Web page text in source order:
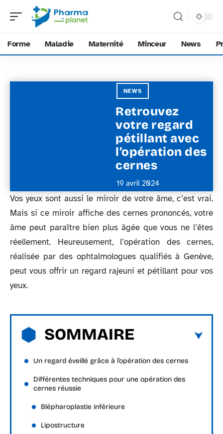
Forme Maladie Maternité Minceur News
NEWS
Retrouvez
votre regard
pétillant avec
l’opération des
cernes
19 avril 2024
Vos yeux sont aussi le miroir de votre âme, c’est vrai.
Mais si ce miroir affiche des cernes prononcés, votre
âme peut paraître bien plus âgée que vous ne l’êtes
réellement. Heureusement, l’opération des cernes,
réalisée par des ophtalmologues qualifiés à Genève,
peut vous offrir un regard rajeuni et pétillant pour vos
yeux.
SOMMAIRE
Un regard éveillé grâce à l’opération des cernes
Différentes techniques pour une opération des
cernes réussie
Blépharoplastie inférieure
Lipostructure